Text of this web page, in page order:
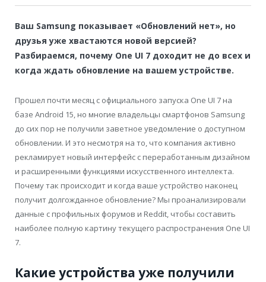
Ваш Samsung показывает «Обновлений нет», но
друзья уже хвастаются новой версией?
Разбираемся, почему One UI 7 доходит не до всех и
когда ждать обновление на вашем устройстве.
Прошел почти месяц с официального запуска One UI 7 на
базе Android 15, но многие владельцы смартфонов Samsung
до сих пор не получили заветное уведомление о доступном
обновлении. И это несмотря на то, что компания активно
рекламирует новый интерфейс с переработанным дизайном
и расширенными функциями искусственного интеллекта.
Почему так происходит и когда ваше устройство наконец
получит долгожданное обновление? Мы проанализировали
данные с профильных форумов и Reddit, чтобы составить
наиболее полную картину текущего распространения One UI
7.
Какие устройства уже получили